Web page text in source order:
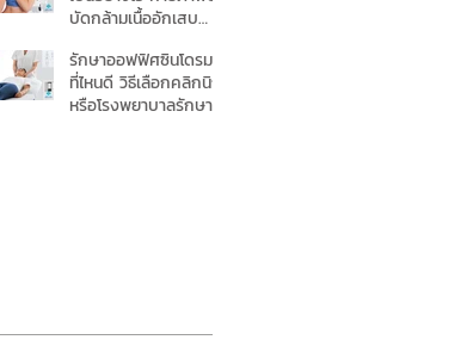
บัดกล้ามเนื้ออักเสบ
รักษาออฟฟิศซินโดรม
ที่ไหนดี วิธีเลือกคลิกนิก
หรือโรงพยาบาลรักษา